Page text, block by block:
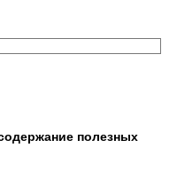
полезных